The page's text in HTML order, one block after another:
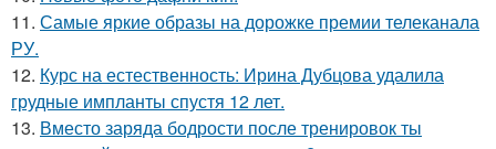
11. Самые яркие образы на дорожке премии телеканала
РУ.
12. Курс на естественность: Ирина Дубцова удалила
грудные импланты спустя 12 лет.
13. Вместо заряда бодрости после тренировок ты